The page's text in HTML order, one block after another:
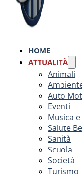
HOME
ATTUALITÀ
Animali
Auto
Eventi
Musica
Salute
Sanità
Scuola
Società
Turismo